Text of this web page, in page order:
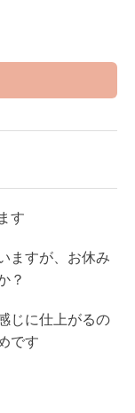
す
ますが、お休み
？
じに仕上がるの
です